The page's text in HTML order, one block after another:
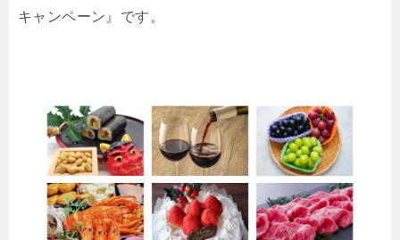
キャンペーン』です。